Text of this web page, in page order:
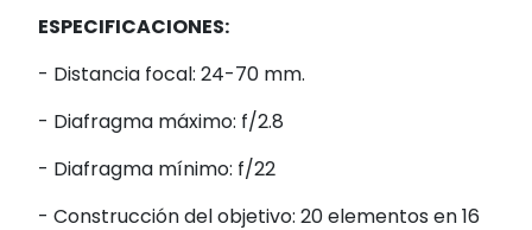
ESPECIFICACIONES:
- Distancia focal: 24-70 mm.
- Diafragma máximo: f/2.8
- Diafragma mínimo: f/22
- Construcción del objetivo: 20 elementos en 16